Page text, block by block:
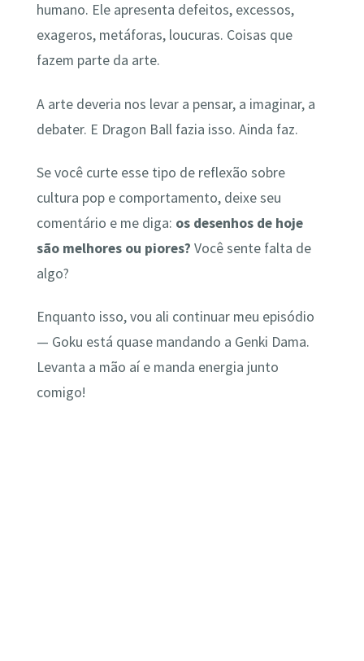
humano. Ele apresenta defeitos, excessos,
exageros, metáforas, loucuras. Coisas que
fazem parte da arte.
A arte deveria nos levar a pensar, a imaginar, a
debater. E Dragon Ball fazia isso. Ainda faz.
Se você curte esse tipo de reflexão sobre
cultura pop e comportamento, deixe seu
comentário e me diga: os desenhos de hoje
são melhores ou piores? Você sente falta de
algo?
Enquanto isso, vou ali continuar meu episódio
— Goku está quase mandando a Genki Dama.
Levanta a mão aí e manda energia junto
comigo!